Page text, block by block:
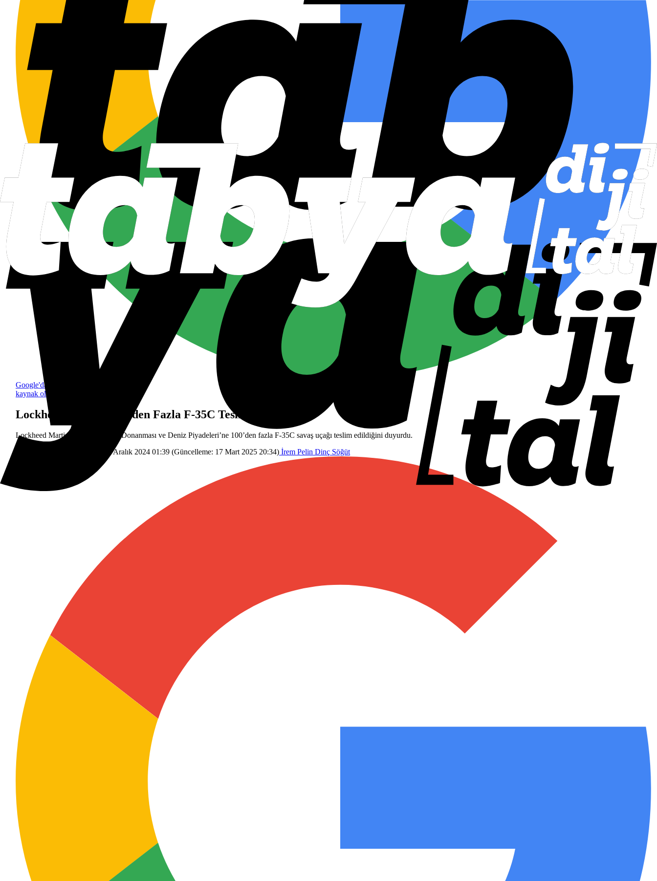
Google'da tercih edilen
kaynak olarak ekle
Lockheed Martin: 100’den Fazla F-35C Teslim Edildi,
Lockheed Martin, şimdiden ABD Donanması ve Deniz Piyadeleri’ne 100’den fazla F-35C savaş uçağı teslim edildiğini duyurdu.
23 Aralık 2024 01:39 (Güncelleme: 17 Mart 2025 20:34) İrem Pelin Dinç Söğüt